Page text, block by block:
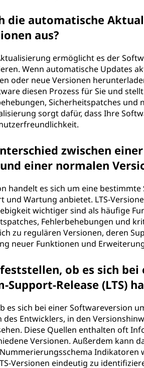
die automatische
aus?
ermöglicht es der
Wenn automatische Updates
oder neue Versionen
diesen Prozess für Sie und
Sicherheitspatches und
sorgt dafür, dass Ihre
zwischen
und einer normalen
handelt es sich um eine
und Wartung anbietet. LTS-
wichtiger sind als häufige
Fehlerbehebungen und
zu regulären Versionen, deren
neuer Funktionen und
ob es sich
Support-Release (LTS)
es sich bei einer Softwareversion
Entwicklers, in den
Diese Quellen enthalten oft
Versionen. Außerdem kann
Indikatoren
Versionen eindeutig zu